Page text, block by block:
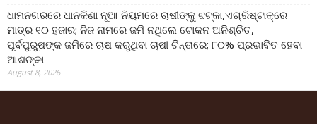
ଧାମନଗରରେ ଧାନକିଣା ନୂଆ ନିୟମରେ ଚାଷୀଙ୍କୁ ଝଟ୍‌କା,ଏଗ୍ରିଷ୍ଟାକ୍‌ରେ
ମାତ୍ର ୧୦ ହଜାର; ନିଜ ନାମରେ ଜମି ନଥିଲେ ଟୋକନ ଅନିଶ୍ଚିତ,
ପୂର୍ବପୁରୁଷଙ୍କ ଜମିରେ ଚାଷ କରୁଥିବା ଚାଷୀ ଚିନ୍ତାରେ; ୮୦% ପ୍ରଭାବିତ ହେବା
ଆଶଙ୍କା
August 8, 2026